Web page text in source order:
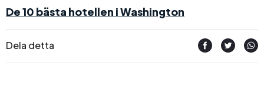
De 10 bästa hotellen i Washington
Dela detta